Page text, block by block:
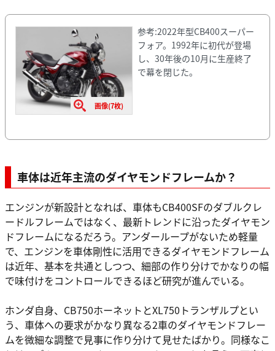
画像(7枚)
参考:2022年型CB400スーパー
フォア。1992年に初代が登場
し、30年後の10月に生産終了
で幕を閉じた。
車体は近年主流のダイヤモンドフレームか？
エンジンが新設計となれば、車体もCB400SFのダブルクレ
ードルフレームではなく、最新トレンドに沿ったダイヤモン
ドフレームになるだろう。アンダーループがないため軽量
で、エンジンを車体剛性に活用できるダイヤモンドフレーム
は近年、基本を共通としつつ、細部の作り分けでかなりの幅
で味付けをコントロールできるほど研究が進んでいる。
ホンダ自身、CB750ホーネットとXL750トランザルプとい
う、車体への要求がかなり異なる2車のダイヤモンドフレー
ムを微細な調整で見事に作り分けて見せたばかり。同様なこ